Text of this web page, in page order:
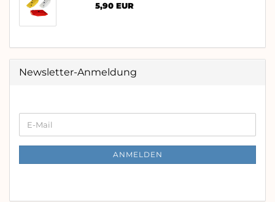
5,90 EUR
Newsletter-Anmeldung
ZUR
E-
Mail
ANMELDEN